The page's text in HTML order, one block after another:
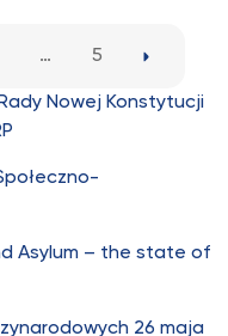
live/fvohO47z-
… 5
Nowej Konstytucji
Asylum – the state of
26 maja